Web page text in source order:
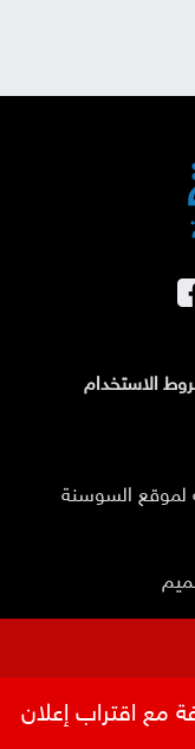
الاستخدام
مع اقتراب إعلان